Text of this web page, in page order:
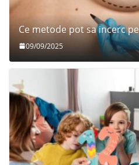
Ce metode pot sa incerc
09/09/2025